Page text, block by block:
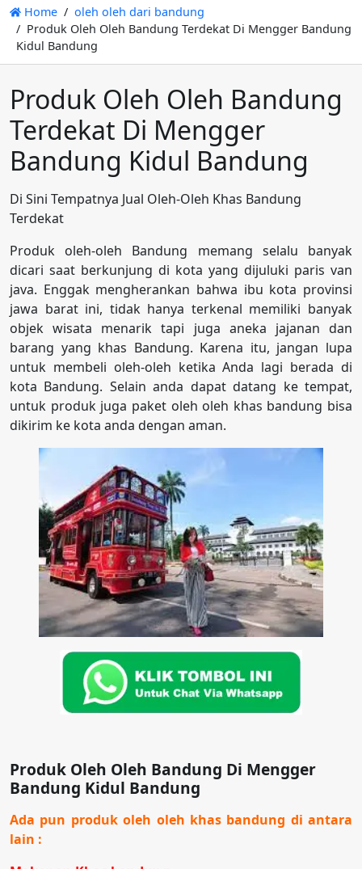
Home
oleh oleh dari bandung
Produk Oleh Oleh Bandung Terdekat Di Mengger Bandung
Kidul Bandung
Produk Oleh Oleh Bandung
Terdekat Di Mengger
Bandung Kidul Bandung
Di Sini Tempatnya Jual Oleh-Oleh Khas Bandung
Terdekat
Produk oleh-oleh Bandung memang selalu banyak
dicari saat berkunjung di kota yang dijuluki paris van
java. Enggak mengherankan bahwa ibu kota provinsi
jawa barat ini, tidak hanya terkenal memiliki banyak
objek wisata menarik tapi juga aneka jajanan dan
barang yang khas Bandung. Karena itu, jangan lupa
untuk membeli oleh-oleh ketika Anda lagi berada di
kota Bandung. Selain anda dapat datang ke tempat,
untuk produk juga paket oleh oleh khas bandung bisa
dikirim ke kota anda dengan aman.
Produk Oleh Oleh Bandung Di Mengger
Bandung Kidul Bandung
Ada pun produk oleh oleh khas bandung di antara
lain :